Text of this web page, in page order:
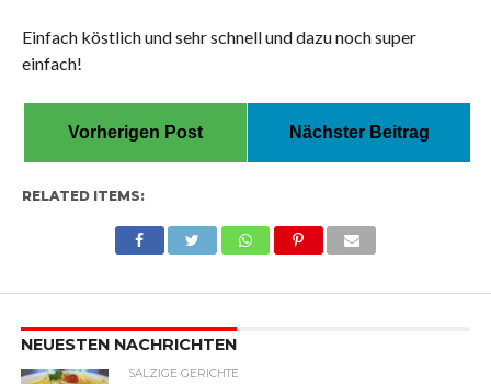
Einfach köstlich und sehr schnell und dazu noch super
einfach!
Vorherigen Post Nächster Beitrag
RELATED ITEMS:
NEUESTEN NACHRICHTEN
SALZIGE GERICHTE